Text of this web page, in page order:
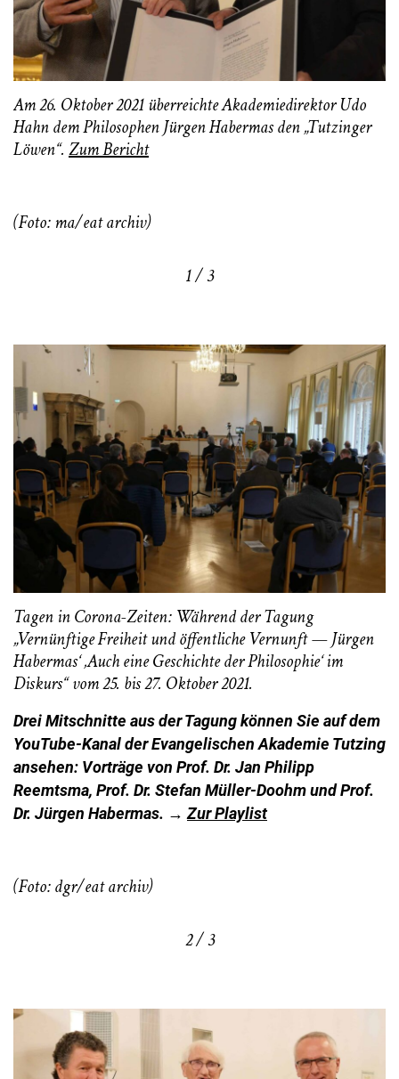
Am 26. Oktober 2021 überreichte Akademiedirektor Udo
Hahn dem Philosophen Jürgen Habermas den „Tutzinger
Löwen“. Zum Bericht
(Foto: ma/eat archiv)
1 / 3
Tagen in Corona-Zeiten: Während der Tagung
„Vernünftige Freiheit und öffentliche Vernunft — Jürgen
Habermas‘ ‚Auch eine Geschichte der Philosophie‘ im
Diskurs“ vom 25. bis 27. Oktober 2021.
Drei Mitschnitte aus der Tagung können Sie auf dem
YouTube-Kanal der Evangelischen Akademie Tutzing
ansehen: Vorträge von Prof. Dr. Jan Philipp
Reemtsma, Prof. Dr. Stefan Müller-Doohm und Prof.
Dr. Jürgen Habermas. → Zur Playlist
(Foto: dgr/eat archiv)
2 / 3